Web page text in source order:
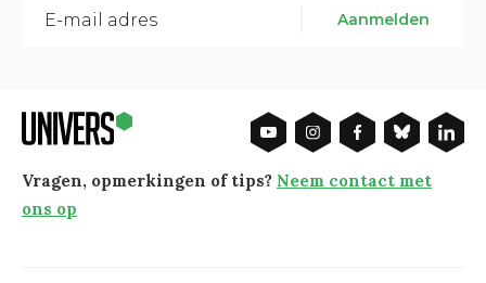
Aanmelden
Vragen, opmerkingen of tips? Neem contact met
ons op